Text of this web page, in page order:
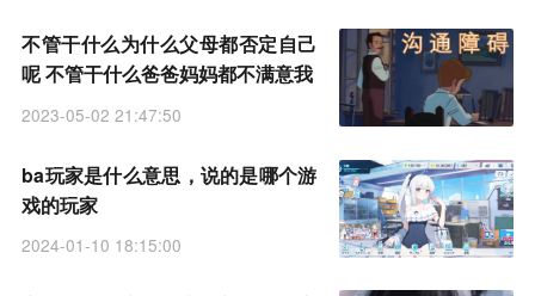
不管干什么为什么父母都否定自己
呢 不管干什么爸爸妈妈都不满意我
2023-05-02 21:47:50
ba玩家是什么意思，说的是哪个游
戏的玩家
2024-01-10 18:15:00